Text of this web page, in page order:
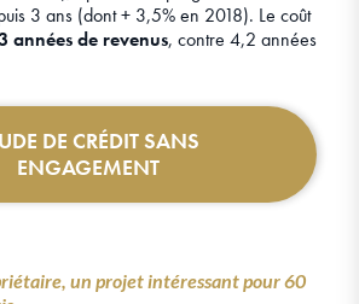
3 ans (dont + 3,5% en 2018). Le coût
années de revenus, contre 4,2 années
DE CRÉDIT SANS
ENGAGEMENT
un projet intéressant pour 60